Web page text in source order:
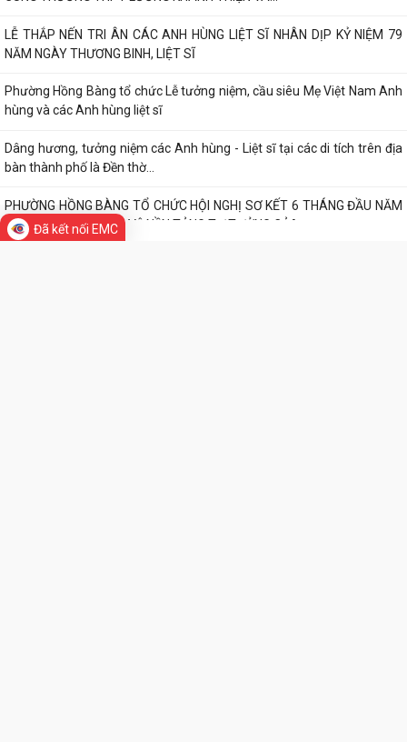
TIN MỚI
HỘI NGƯỜI CAO TUỔI PHƯỜNG HỒNG BÀNG TỔ CHỨC HỘI NGHỊ SƠ
KẾT CÔNG TÁC HỘI 6 THÁNG ĐẦU NĂM 2026
ĐẢNG BỘ PHƯỜNG HỒNG BÀNG NGHIÊM TÚC THAM DỰ HỘI NGHỊ
TOÀN QUỐC NGHIÊN CỨU, HỌC TẬP, QUÁN TRIỆT VÀ...
ĐẢNG ỦY - HĐND - UBND - UBMTTQ VIỆT NAM PHƯỜNG PHỐI HỢP
CÙNG TRƯỜNG THPT LƯƠNG KHÁNH THIỆN VÀ...
LỄ THẮP NẾN TRI ÂN CÁC ANH HÙNG LIỆT SĨ NHÂN DỊP KỶ NIỆM 79
NĂM NGÀY THƯƠNG BINH, LIỆT SĨ
Phường Hồng Bàng tổ chức Lễ tưởng niệm, cầu siêu Mẹ Việt Nam Anh
Đã kết nối EMC